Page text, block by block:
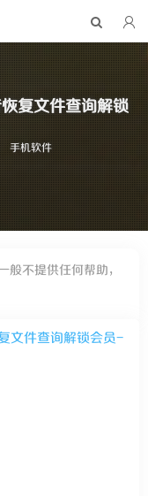
复文件查询解锁
手机软件
般不提供任何帮助，